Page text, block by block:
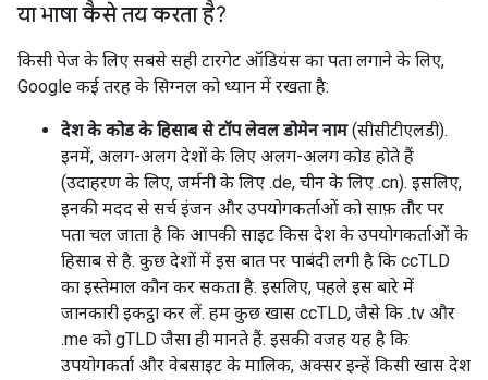
या भाषा कैसे तय करता है?
किसी पेज के लिए सबसे सही टारगेट ऑडियंस का पता लगाने के लिए,
Google कई तरह के सिग्नल को ध्यान में रखता है:
देश के कोड के हिसाब से टॉप लेवल डोमेन नाम(सीसीटीएलडी).
इनमें, अलग-अलग देशों के लिए अलग-अलग कोड होते हैं
(उदाहरण के लिए, जर्मनी के लिए .de, चीन के लिए .cn). इसलिए,
इनकी मदद से सर्च इंजन और उपयोगकर्ताओं को साफ़ तौर पर
पता चल जाता है कि आपकी साइट किस देश के उपयोगकर्ताओं के
हिसाब से है. कुछ देशों में इस बात पर पाबंदी लगी है कि ccTLD
का इस्तेमाल कौन कर सकता है. इसलिए, पहले इस बारे में
जानकारी इकट्ठा कर लें. हम कुछ खास ccTLD, जैसे कि .tv और
.me को gTLD जैसा ही मानते हैं. इसकी वजह यह है कि
उपयोगकर्ता और वेबसाइट के मालिक, अक्सर इन्हें किसी खास देश